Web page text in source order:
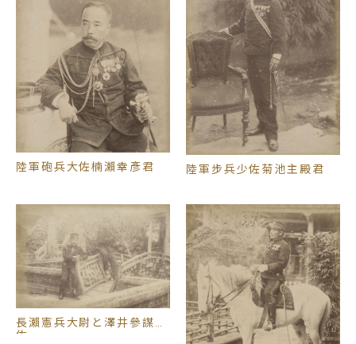
陸軍砲兵大佐楠瀨幸彥君 陸軍步兵少佐菊池主殿君
長瀨憲兵大尉と澤井參謀少
佐